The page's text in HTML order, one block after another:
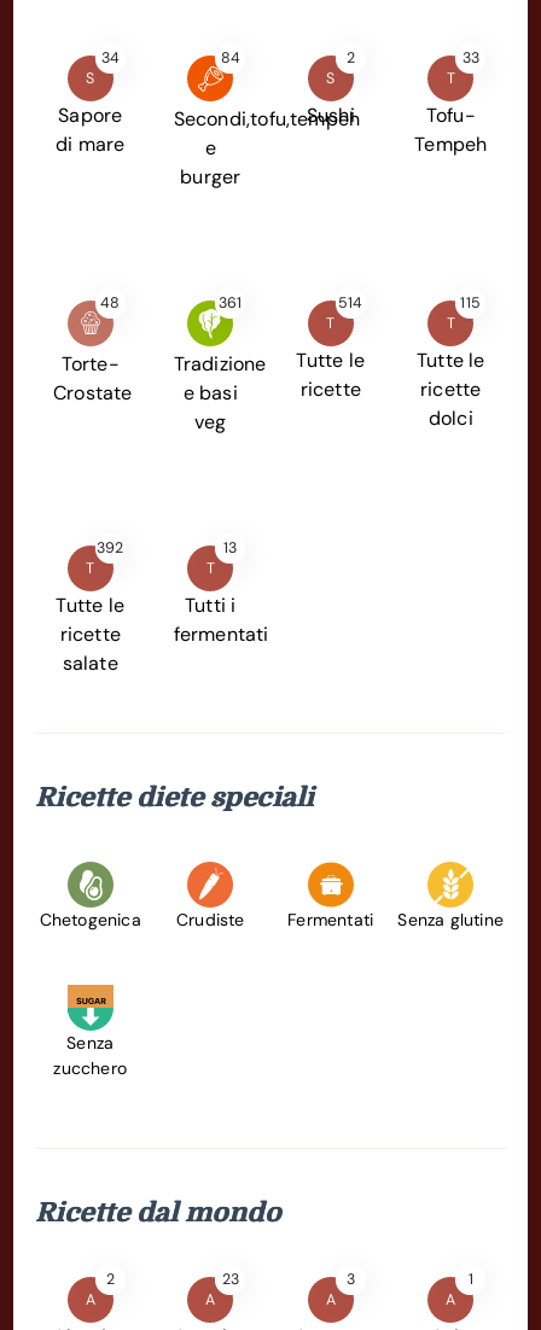
S
34
Sapore
di mare
84
Secondi,tofu,tempeh
e
burger
S
2
Sushi
T
33
Tofu-
Tempeh
48
Torte-
Crostate
361
Tradizione
e basi
veg
T
514
Tutte le
ricette
T
115
Tutte le
ricette
dolci
T
392
Tutte le
ricette
salate
T
13
Tutti i
fermentati
Ricette diete speciali
Chetogenica Crudiste Fermentati Senza glutine
Senza
zucchero
Ricette dal mondo
A
2
A
23
A
3
A
1